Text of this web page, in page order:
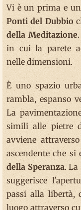
Vi è un prima e
Ponti del Dubbio
della Meditazione
in cui la parete
nelle dimensioni.
È uno spazio
rambla, espanso
La
simili alle pietre
avviene
ascendente che
della Speranza. La
suggerisce
passi alla libertà,
luogo attraverso